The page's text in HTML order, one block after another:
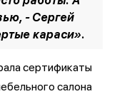
- Сергей
караси».
сертификаты
салона